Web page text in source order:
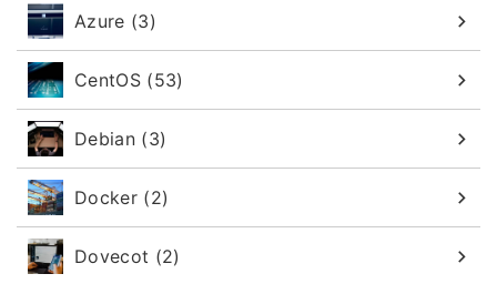
Azure (3)
CentOS (53)
Debian (3)
Docker (2)
Dovecot (2)